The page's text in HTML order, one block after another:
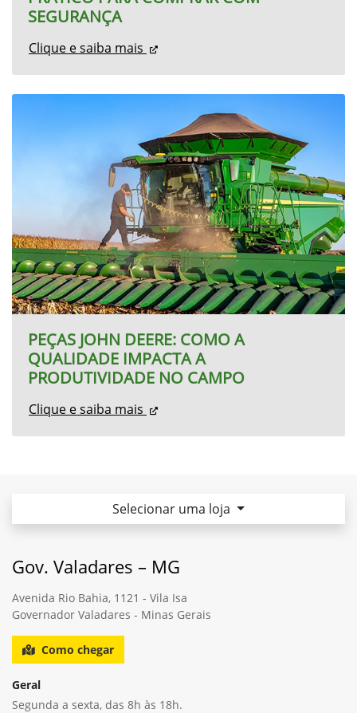
PEÇAS JOHN DEERE: COMO A
QUALIDADE IMPACTA A
PRODUTIVIDADE NO CAMPO
Selecionar uma loja
Gov. Valadares – MG
Avenida Rio Bahia, 1121 - Vila Isa
Governador Valadares - Minas Gerais
Geral
Segunda a sexta, das 8h às 18h.